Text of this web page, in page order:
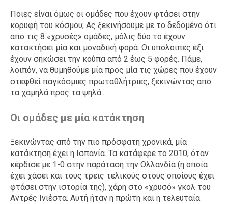
Ποιες είναι όμως οι ομάδες που έχουν φτάσει στην
κορυφή του κόσμου; Ας ξεκινήσουμε με το δεδομένο ότι
από τις 8 «χρυσές» ομάδες, μόλις δύο το έχουν
κατακτήσει μία και μοναδική φορά. Οι υπόλοιπες έξι
έχουν σηκώσει την κούπα από 2 έως 5 φορές. Πάμε,
λοιπόν, να θυμηθούμε μία προς μία τις χώρες που έχουν
στεφθεί παγκόσμιες πρωταθλήτριες, ξεκινώντας από
τα χαμηλά προς τα ψηλά...
Οι ομάδες με μία κατάκτηση
Ξεκινώντας από την πιο πρόσφατη χρονικά, μία
κατάκτηση έχει η Ισπανία. Τα κατάφερε το 2010, όταν
κέρδισε με 1-0 στην παράταση την Ολλανδία (η οποία
έχει χάσει και τους τρεις τελικούς στους οποίους έχει
φτάσει στην ιστορία της), χάρη στο «χρυσό» γκολ του
Αντρές Ινιέστα. Αυτή ήταν η πρώτη και η τελευταία